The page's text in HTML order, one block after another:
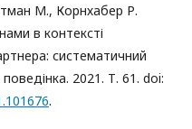
М., Корнхабер Р.
в контексті
систематичний
2021. Т. 61. doi:
.